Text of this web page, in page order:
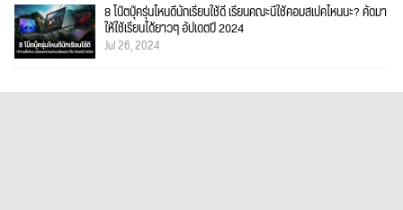
8 โน๊ตบุ๊ครุ่นไหนดีนักเรียนใช้ดี เรียนคณะนี้ใช้คอมสเปคไหนนะ? คัดมา
ให้ใช้เรียนได้ยาวๆ อัปเดตปี 2024
Jul 26, 2024